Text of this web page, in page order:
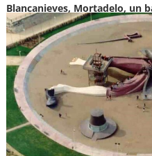
Blancanieves, Mortadelo, un